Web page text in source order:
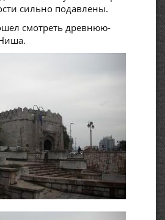
сильно подавлены.
смотреть древнюю-